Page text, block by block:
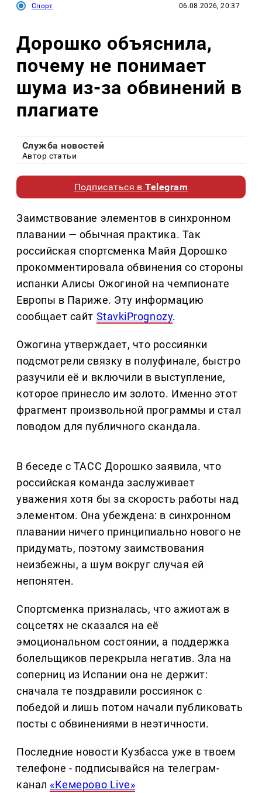
Спорт 06.08.2026, 20:37
Дорошко объяснила,
почему не понимает
шума из-за обвинений в
плагиате
Служба новостей
Автор статьи
Подписаться вTelegram
Заимствование элементов в синхронном
плавании — обычная практика. Так
российская спортсменка Майя Дорошко
прокомментировала обвинения со стороны
испанки Алисы Ожогиной на чемпионате
Европы в Париже. Эту информацию
сообщает сайт StavkiPrognozy.
Ожогина утверждает, что россиянки
подсмотрели связку в полуфинале, быстро
разучили её и включили в выступление,
которое принесло им золото. Именно этот
фрагмент произвольной программы и стал
поводом для публичного скандала.
В беседе с ТАСС Дорошко заявила, что
российская команда заслуживает
уважения хотя бы за скорость работы над
элементом. Она убеждена: в синхронном
плавании ничего принципиально нового не
придумать, поэтому заимствования
неизбежны, а шум вокруг случая ей
непонятен.
Спортсменка призналась, что ажиотаж в
соцсетях не сказался на её
эмоциональном состоянии, а поддержка
болельщиков перекрыла негатив. Зла на
соперниц из Испании она не держит:
сначала те поздравили россиянок с
победой и лишь потом начали публиковать
посты с обвинениями в неэтичности.
Последние новости Кузбасса уже в твоем
телефоне - подписывайся на телеграм-
канал «Кемерово Live»